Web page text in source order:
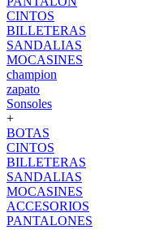
CINTOS
BILLETERAS
SANDALIAS
MOCASINES
champion
zapato
Sonsoles
+
BOTAS
CINTOS
BILLETERAS
SANDALIAS
MOCASINES
ACCESORIOS
PANTALONES